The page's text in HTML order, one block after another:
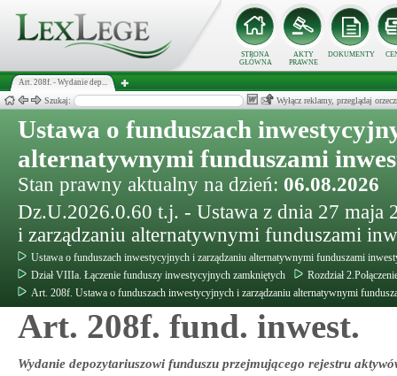
STRONA
GŁÓWNA
AKTY
PRAWNE
DOKUMENTY
Art. 208f. - Wydanie dep...
Szukaj: Wyłącz reklamy, przeglądaj
Ustawa o funduszach
alternatywnymi funduszami
Stan prawny aktualny na dzień: 06.08.2026
Dz.U.2026.0.60 t.j. - Ustawa z dnia 27 maja
i zarządzaniu alternatywnymi funduszami
Ustawa o funduszach inwestycyjnych i zarządzaniu alternatywnymi funduszami
Dział VIIIa. Łączenie funduszy inwestycyjnych zamkniętych
Rozdział
Art. 208f. Ustawa o funduszach inwestycyjnych i zarządzaniu alternatywnymi
Art. 208f. fund. inwest.
Wydanie depozytariuszowi funduszu przejmującego rejestru